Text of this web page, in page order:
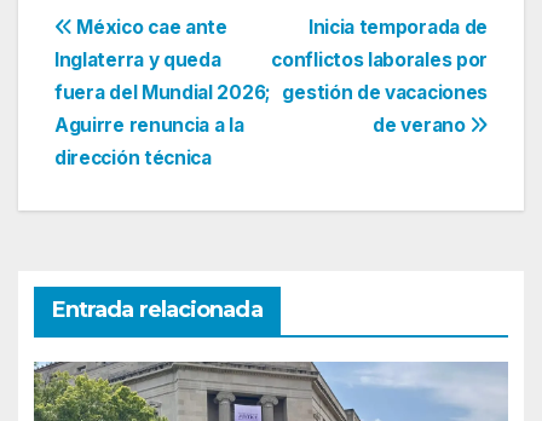
Navegación
de
entradas
Inicia temporada de
conflictos laborales por
gestión de vacaciones
de verano
México cae ante
Inglaterra y queda
fuera del Mundial 2026;
Aguirre renuncia a la
dirección técnica
Entrada relacionada